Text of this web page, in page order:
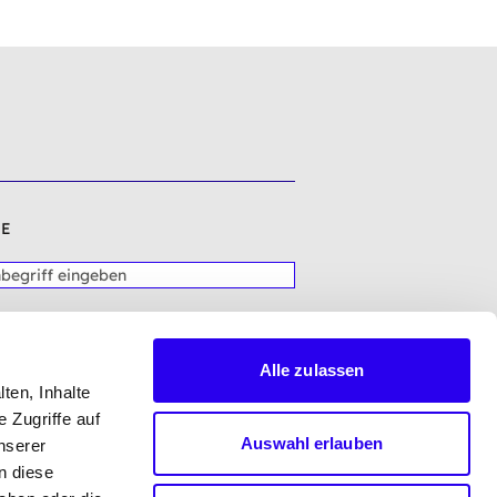
Inhalte
Zugriffe auf
diese
Alle zulassen
Auswahl erlauben